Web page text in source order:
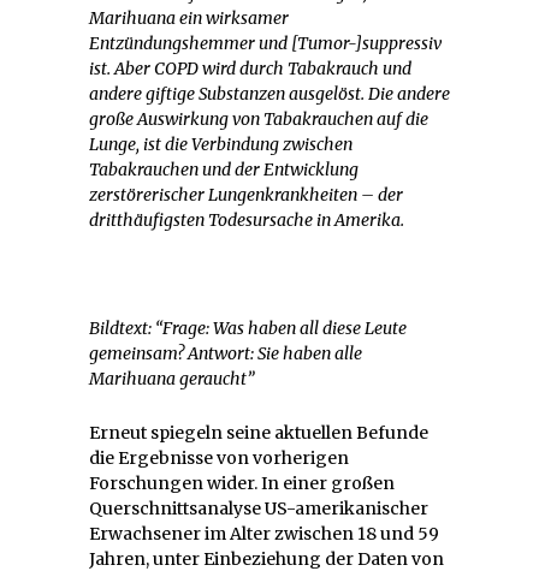
Marihuana ein wirksamer
Entzündungshemmer und [Tumor-]suppressiv
ist. Aber COPD wird durch Tabakrauch und
andere giftige Substanzen ausgelöst. Die andere
große Auswirkung von Tabakrauchen auf die
Lunge, ist die Verbindung zwischen
Tabakrauchen und der Entwicklung
zerstörerischer Lungenkrankheiten – der
dritthäufigsten Todesursache in Amerika.
Bildtext: “Frage: Was haben all diese Leute
gemeinsam? Antwort: Sie haben alle
Marihuana geraucht”
Erneut spiegeln seine aktuellen Befunde
die Ergebnisse von vorherigen
Forschungen wider. In einer großen
Querschnittsanalyse US-amerikanischer
Erwachsener im Alter zwischen 18 und 59
Jahren, unter Einbeziehung der Daten von